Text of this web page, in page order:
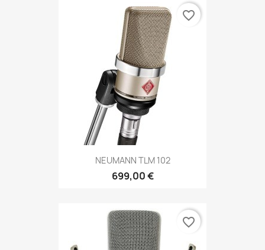
NEUMANN TLM 102
699,00 €
favorite_border
favorite_border